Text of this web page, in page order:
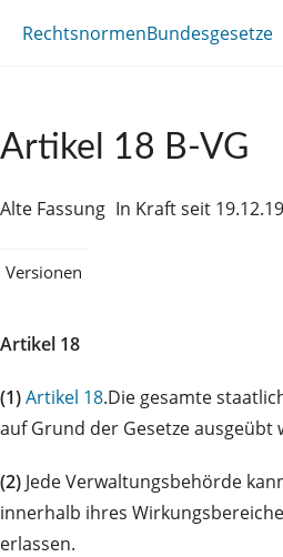
RechtsnormenBundesgesetze
Artikel 18 B-VG
Alte Fassung In Kraft seit
Versionen
Artikel 18
(1)Artikel 18.Die gesamte
auf Grund der Gesetze ausgeübt
(2) Jede Verwaltungsbehörde
innerhalb ihres
erlassen.